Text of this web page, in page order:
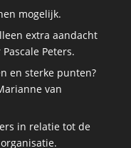
mogelijk.
extra aandacht
Peters.
en sterke punten?
van
in relatie tot de